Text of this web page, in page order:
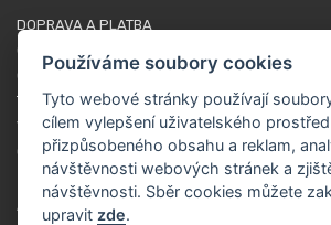
DOPRAVA A PLATBA
OBCHODNÍ PODMÍNKY
OCHRANA OSOBNÍCH ÚDAJŮ
TUTORIÁL PRO ZAČÁTEČNÍKY
VĚRNOSTNÍ SYSTÉM
COOKIES
ABOUT US
Používáme soubory cookies
Tyto webové stránky používají
cílem vylepšení uživatelského
přizpůsobeného obsahu a reklam,
návštěvnosti webových stránek a
návštěvnosti. Sběr cookies můžete
upravit zde.